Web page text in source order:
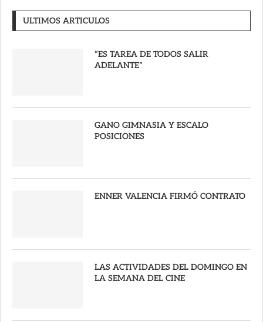
ULTIMOS ARTICULOS
“ES TAREA DE TODOS SALIR
ADELANTE”
GANO GIMNASIA Y ESCALO
POSICIONES
ENNER VALENCIA FIRMÓ CONTRATO
LAS ACTIVIDADES DEL DOMINGO EN
LA SEMANA DEL CINE